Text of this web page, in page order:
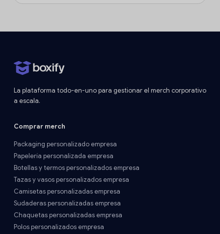
La plataforma todo-en-uno para gestionar el merch corporativo
a escala.
Comprar merch
Packaging personalizado empresa
Papelería personalizada empresa
Botellas y termos personalizados empresa
Tazas y vasos personalizados empresa
Camisetas personalizadas empresa
Sudaderas personalizadas empresa
Chaquetas personalizadas empresa
Polos personalizados empresa